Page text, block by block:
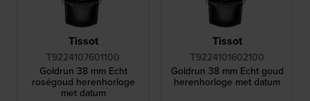
Tissot
T9224107601100
Goldrun 38 mm Echt
roségoud herenhorloge
met datum
Tissot
T9224101602100
Goldrun 38 mm Echt goud
herenhorloge met datum